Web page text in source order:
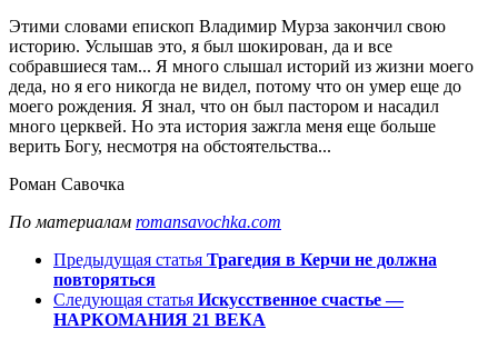
Этими словами епископ Владимир Мурза закончил свою
историю. Услышав это, я был шокирован, да и все
собравшиеся там... Я много слышал историй из жизни моего
деда, но я его никогда не видел, потому что он умер еще до
моего рождения. Я знал, что он был пастором и насадил
много церквей. Но эта история зажгла меня еще больше
верить Богу, несмотря на обстоятельства...
Роман Савочка
По материалам romansavochka.com
Предыдущая статья Трагедия в Керчи не должна
повторяться
Следующая статья Искусственное счастье —
НАРКОМАНИЯ 21 ВЕКА